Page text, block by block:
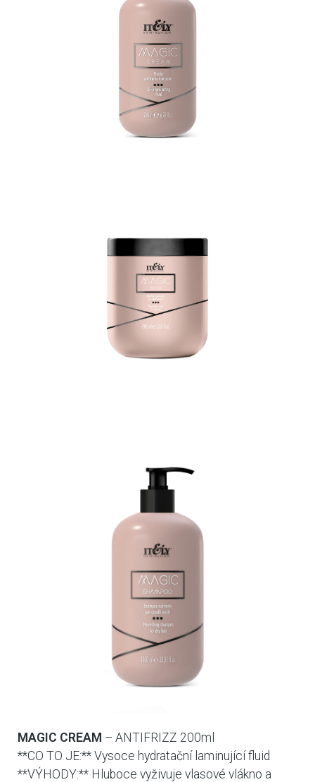
MAGIC CREAM – ANTIFRIZZ 200ml
**CO TO JE:** Vysoce hydratační laminující fluid
**VÝHODY:** Hluboce vyživuje vlasové vlákno a